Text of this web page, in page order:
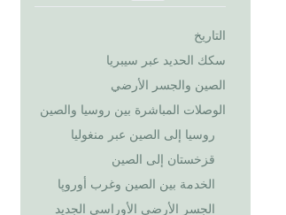
التاريخ
سكك الحديد عبر سيبريا
الصين والجسر الأرضي
الوصلات المباشرة بين روسيا والصين
روسيا إلى الصين عبر منغوليا
قزخستان إلى الصين
الخدمة بين الصين وغرب أوروپا
الجسر الأرضي الأوراسي الجديد